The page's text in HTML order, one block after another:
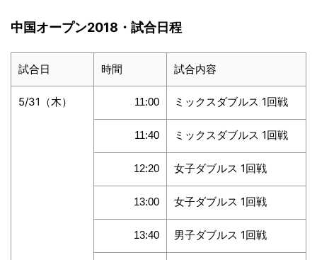
中国オープン2018・試合日程
試合日 時間 試合内容
5/31（木） 11:00 ミックスダブルス 1回戦
11:40 ミックスダブルス 1回戦
12:20 女子ダブルス 1回戦
13:00 女子ダブルス 1回戦
13:40 男子ダブルス 1回戦